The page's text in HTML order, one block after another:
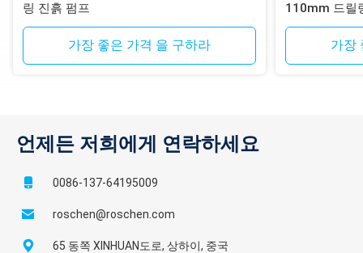
링 진흙 펌프
가장 좋은 가격 을 구하라
110mm 드릴
다
가장
언제든 저희에게 연락하세요
0086-137-64195009
roschen@roschen.com
65 동쪽 XINHUAN도로, 상하이, 중국